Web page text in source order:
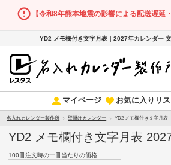
【令和8年熊本地震の影響による配送遅延
YD2 メモ欄付き文字月表｜2027年カレンダー
マイページ お気に入りリス
名入れカレンダー製作所 壁掛けカレンダー YD2 メモ欄付き文字月表
YD2 メモ欄付き文字月表
100冊注文時の一冊当たりの価格